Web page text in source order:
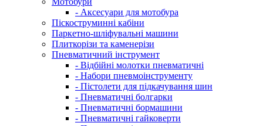
- Аксесуари для мотобура
Піскоструминні кабіни
Паркетно-шліфувальні машини
Плиткорізи та каменерізи
Пневматичний інструмент
- Відбійні молотки пневматичні
- Набори пневмоінструменту
- Пістолети для підкачування шин
- Пневматичні болгарки
- Пневматичні бормашини
- Пневматичні гайковерти